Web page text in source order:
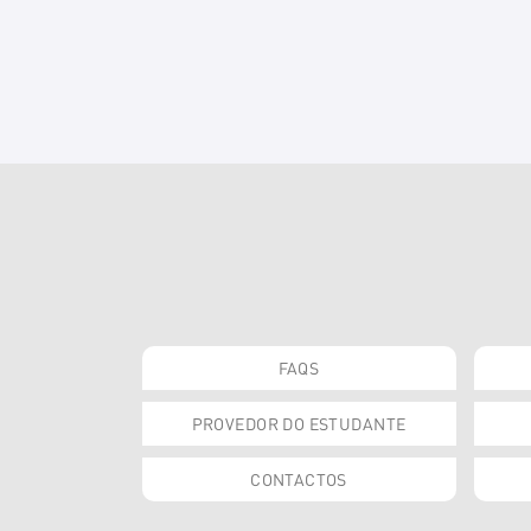
FAQS
PROVEDOR DO ESTUDANTE
CONTACTOS